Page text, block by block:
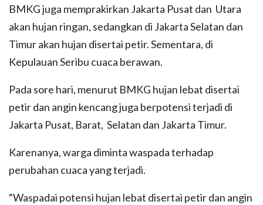
BMKG juga memprakirkan Jakarta Pusat dan Utara
akan hujan ringan, sedangkan di Jakarta Selatan dan
Timur akan hujan disertai petir. Sementara, di
Kepulauan Seribu cuaca berawan.
Pada sore hari, menurut BMKG hujan lebat disertai
petir dan angin kencang juga berpotensi terjadi di
Jakarta Pusat, Barat, Selatan dan Jakarta Timur.
Karenanya, warga diminta waspada terhadap
perubahan cuaca yang terjadi.
“Waspadai potensi hujan lebat disertai petir dan angin